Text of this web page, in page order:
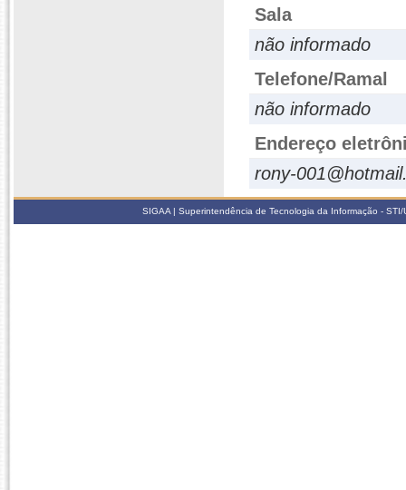
Sala
não informado
Telefone/Ramal
não informado
Endereço
rony-
SIGAA | Superintendência de Tecnologia da Informação -